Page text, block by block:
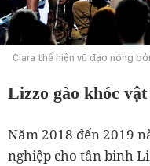
Ciara thể hiện vũ đạo nóng
Lizzo gào khóc
Năm 2018 đến 2019
nghiệp cho tân binh